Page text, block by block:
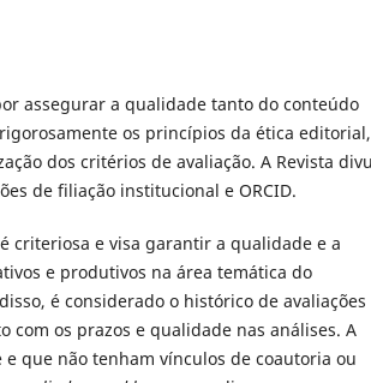
assegurar a qualidade tanto do conteúdo
os princípios da ética editorial,
dos critérios de avaliação. A Revista
de filiação institucional e ORCID.
criteriosa e visa garantir a qualidade e a
e produtivos na área temática do
é considerado o histórico de avaliações
os prazos e qualidade nas análises. A
que não tenham vínculos de coautoria ou